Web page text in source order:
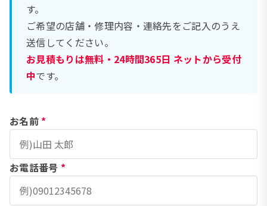
す。
ご希望の店舗・修理内容・連絡先をご記入のうえ
送信してください。
お見積もりは無料・24時間365日 ネットから受付
中です。
お名前 *
お電話番号 *